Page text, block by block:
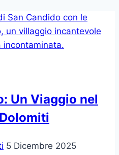
Un Viaggio nel
5 Dicembre 2025